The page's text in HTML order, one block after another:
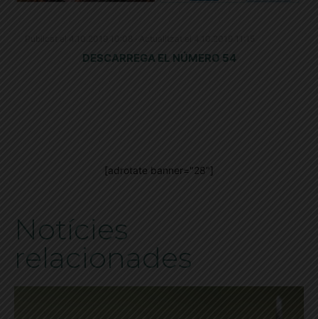
DESCARREGA EL NÚMERO 54
[adrotate banner="28"]
Notícies
relacionades